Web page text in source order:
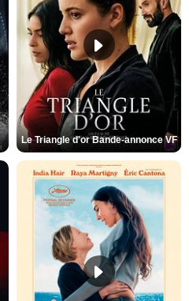
Le Triangle d'or Bande-annonce VF